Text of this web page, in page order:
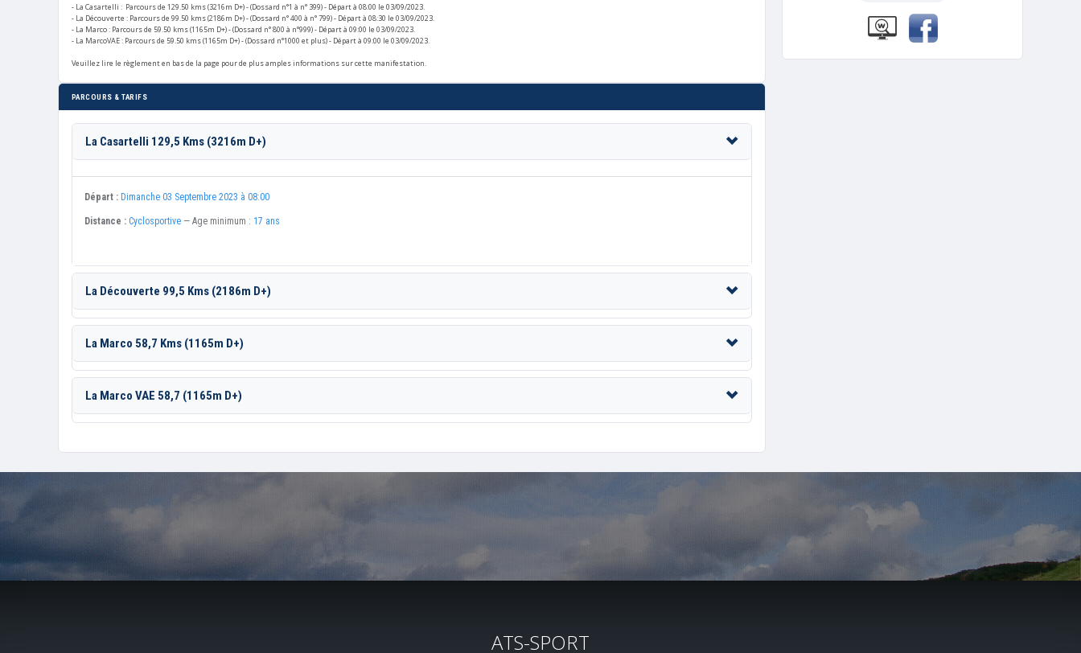
- La Casartelli : Parcours de 129.50 kms (3216m D+) - (Dossard n°1 à n° 399) - Départ à 08:00 le 03/09/2023.
- La Découverte : Parcours de 99.50 kms (2186m D+) - (Dossard n° 400 à n° 799) - Départ à 08:30 le 03/09/2023.
- La Marco : Parcours de 59.50 kms (1165m D+) - (Dossard n° 800 à n°999) - Départ à 09:00 le 03/09/2023.
- La MarcoVAE : Parcours de 59.50 kms (1165m D+) - (Dossard n°1000 et plus) - Départ à 09:00 le 03/09/2023.
Veuillez lire le règlement en bas de la page pour de plus amples informations sur cette manifestation.
PARCOURS & TARIFS
La Casartelli 129,5 Kms (3216m D+)
Départ : Dimanche 03 Septembre 2023 à 08:00
Distance : Cyclosportive — Age minimum : 17 ans
La Découverte 99,5 Kms (2186m D+)
La Marco 58,7 Kms (1165m D+)
La Marco VAE 58,7 (1165m D+)
ATS-SPORT